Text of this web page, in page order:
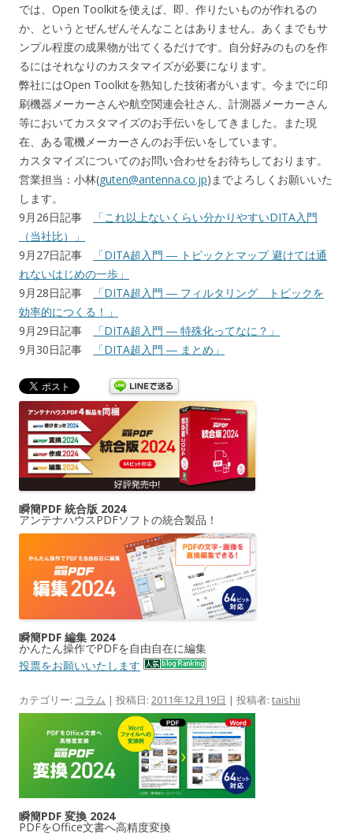
では、Open Toolkitを使えば、即、作りたいものが作れるの
か、というとぜんぜんそんなことはありません。あくまでもサ
ンプル程度の成果物が出てくるだけです。自分好みのものを作
るにはそれなりのカスタマイズが必要になります。
弊社にはOpen Toolkitを熟知した技術者がいます。今までに印
刷機器メーカーさんや航空関連会社さん、計測器メーカーさん
等においてカスタマイズのお手伝いをしてきました。また現
在、ある電機メーカーさんのお手伝いをしています。
カスタマイズについてのお問い合わせをお待ちしております。
営業担当：小林(guten@antenna.co.jp)までよろしくお願いいた
します。
9月26日記事
「これ以上ないくらい分かりやすいDITA入門
（当社比）」
9月27日記事
「DITA超入門 ― トピックとマップ 避けては通
れないはじめの一歩」
9月28日記事
「DITA超入門 ― フィルタリング トピックを
効率的につくる！」
9月29日記事
「DITA超入門 ― 特殊化ってなに？」
9月30日記事
「DITA超入門 ― まとめ」
瞬簡PDF 統合版 2024
アンテナハウスPDFソフトの統合製品！
瞬簡PDF 編集 2024
かんたん操作でPDFを自由自在に編集
投票をお願いいたします
カテゴリー: コラム | 投稿日: 2011年12月19日 | 投稿者: taishii
瞬簡PDF 変換 2024
PDFをOffice文書へ高精度変換